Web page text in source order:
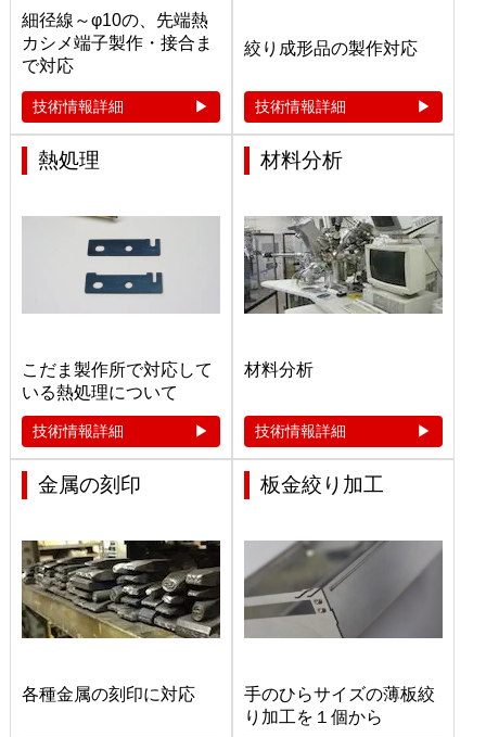
細径線～φ10の、先端熱
カシメ端子製作・接合ま
で対応
技術情報詳細
絞り成形品の製作対応
技術情報詳細
熱処理
こだま製作所で対応して
いる熱処理について
技術情報詳細
材料分析
材料分析
技術情報詳細
金属の刻印
各種金属の刻印に対応
板金絞り加工
手のひらサイズの薄板絞
り加工を１個から